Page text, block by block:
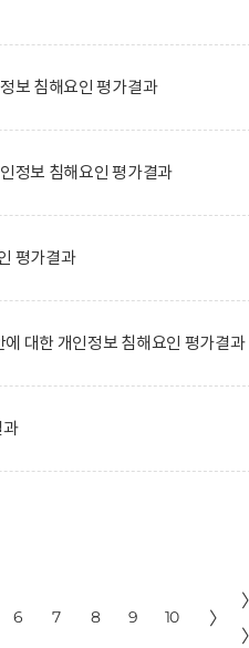
보 침해요인 평가결과
정보 침해요인 평가결과
평가결과
에 대한 개인정보 침해요인 평가결과
과
6 7 8 9 10 〉
〉
〉